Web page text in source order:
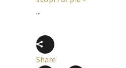
...
Share